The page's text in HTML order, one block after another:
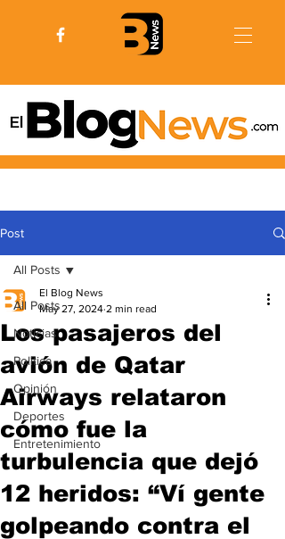
Post
All Posts
Noticias
Politica
Opinión
Deportes
Entretenimiento
All Posts
Los pasajeros del
avión de Qatar
Airways relataron
cómo fue la
turbulencia que dejó
12 heridos: “Ví gente
golpeando contra el
El Blog News
May 27, 2024 2 min read